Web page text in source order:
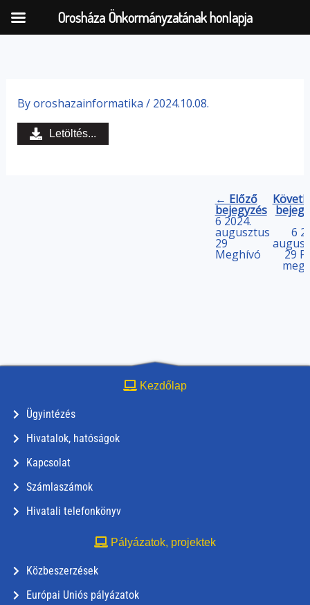
content
Byoroshazainformatika / 2024.10.08.
Letöltés...
← Előző
bejegyzés
6 2024.
augusztus
29
Meghívó
6
29
Kezdőlap
Ügyintézés
Hivatalok, hatóságok
Kapcsolat
Számlaszámok
Hivatali telefonkönyv
Pályázatok, projektek
Közbeszerzések
Európai Uniós pályázatok
Orosháza Önkormányzatának honlapja